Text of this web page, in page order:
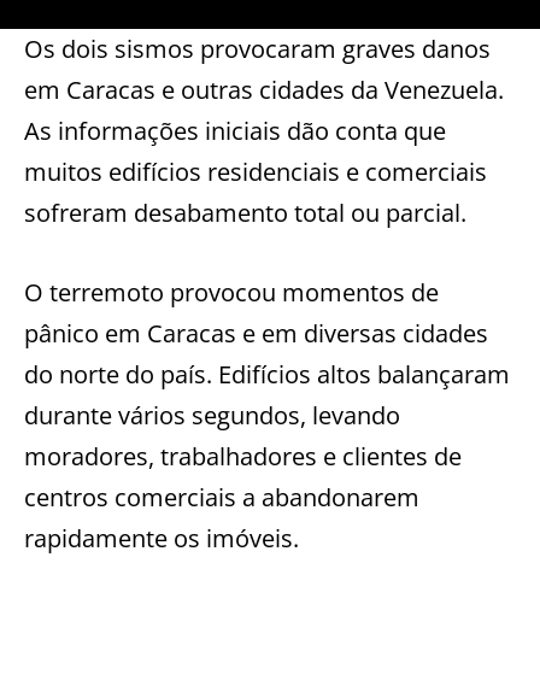
Os dois sismos provocaram graves danos
em Caracas e outras cidades da Venezuela.
As informações iniciais dão conta que
muitos edifícios residenciais e comerciais
sofreram desabamento total ou parcial.
O terremoto provocou momentos de
pânico em Caracas e em diversas cidades
do norte do país. Edifícios altos balançaram
durante vários segundos, levando
moradores, trabalhadores e clientes de
centros comerciais a abandonarem
rapidamente os imóveis.